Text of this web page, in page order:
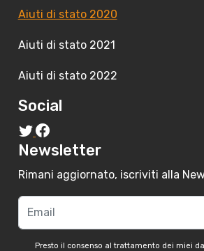
Aiuti di stato 2020
Aiuti di stato 2021
Aiuti di stato 2022
Social
Newsletter
Rimani aggiornato, iscriviti alla
Presto il consenso al trattamento dei miei